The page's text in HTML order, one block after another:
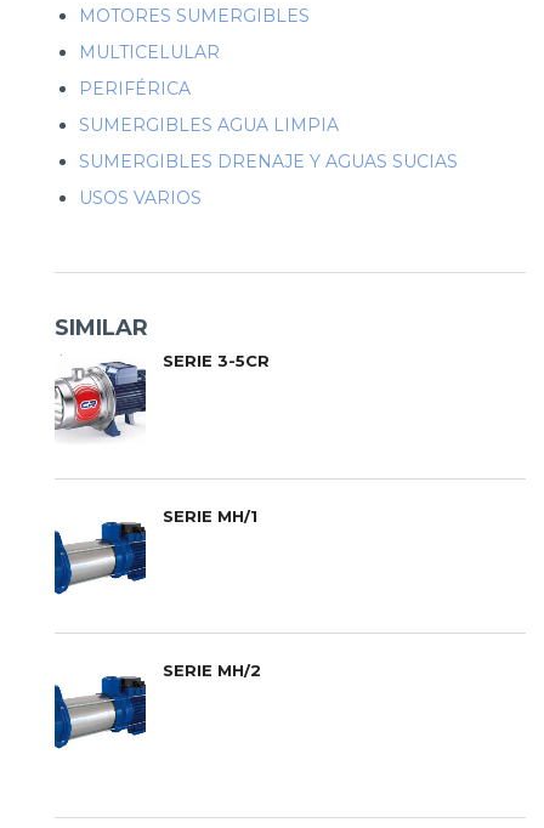
MOTORES SUMERGIBLES
MULTICELULAR
PERIFÉRICA
SUMERGIBLES AGUA LIMPIA
SUMERGIBLES DRENAJE Y AGUAS SUCIAS
USOS VARIOS
SIMILAR
SERIE 3-5CR
SERIE MH/1
SERIE MH/2